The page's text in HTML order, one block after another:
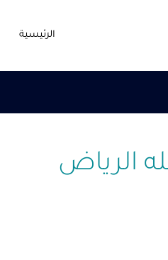
الرئيسية
الرياض